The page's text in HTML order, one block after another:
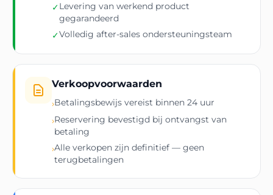
✓Levering van werkend product
gegarandeerd
✓Volledig after-sales ondersteuningsteam
Verkoopvoorwaarden
›Betalingsbewijs vereist binnen 24 uur
›Reservering bevestigd bij ontvangst van
betaling
›Alle verkopen zijn definitief — geen
terugbetalingen